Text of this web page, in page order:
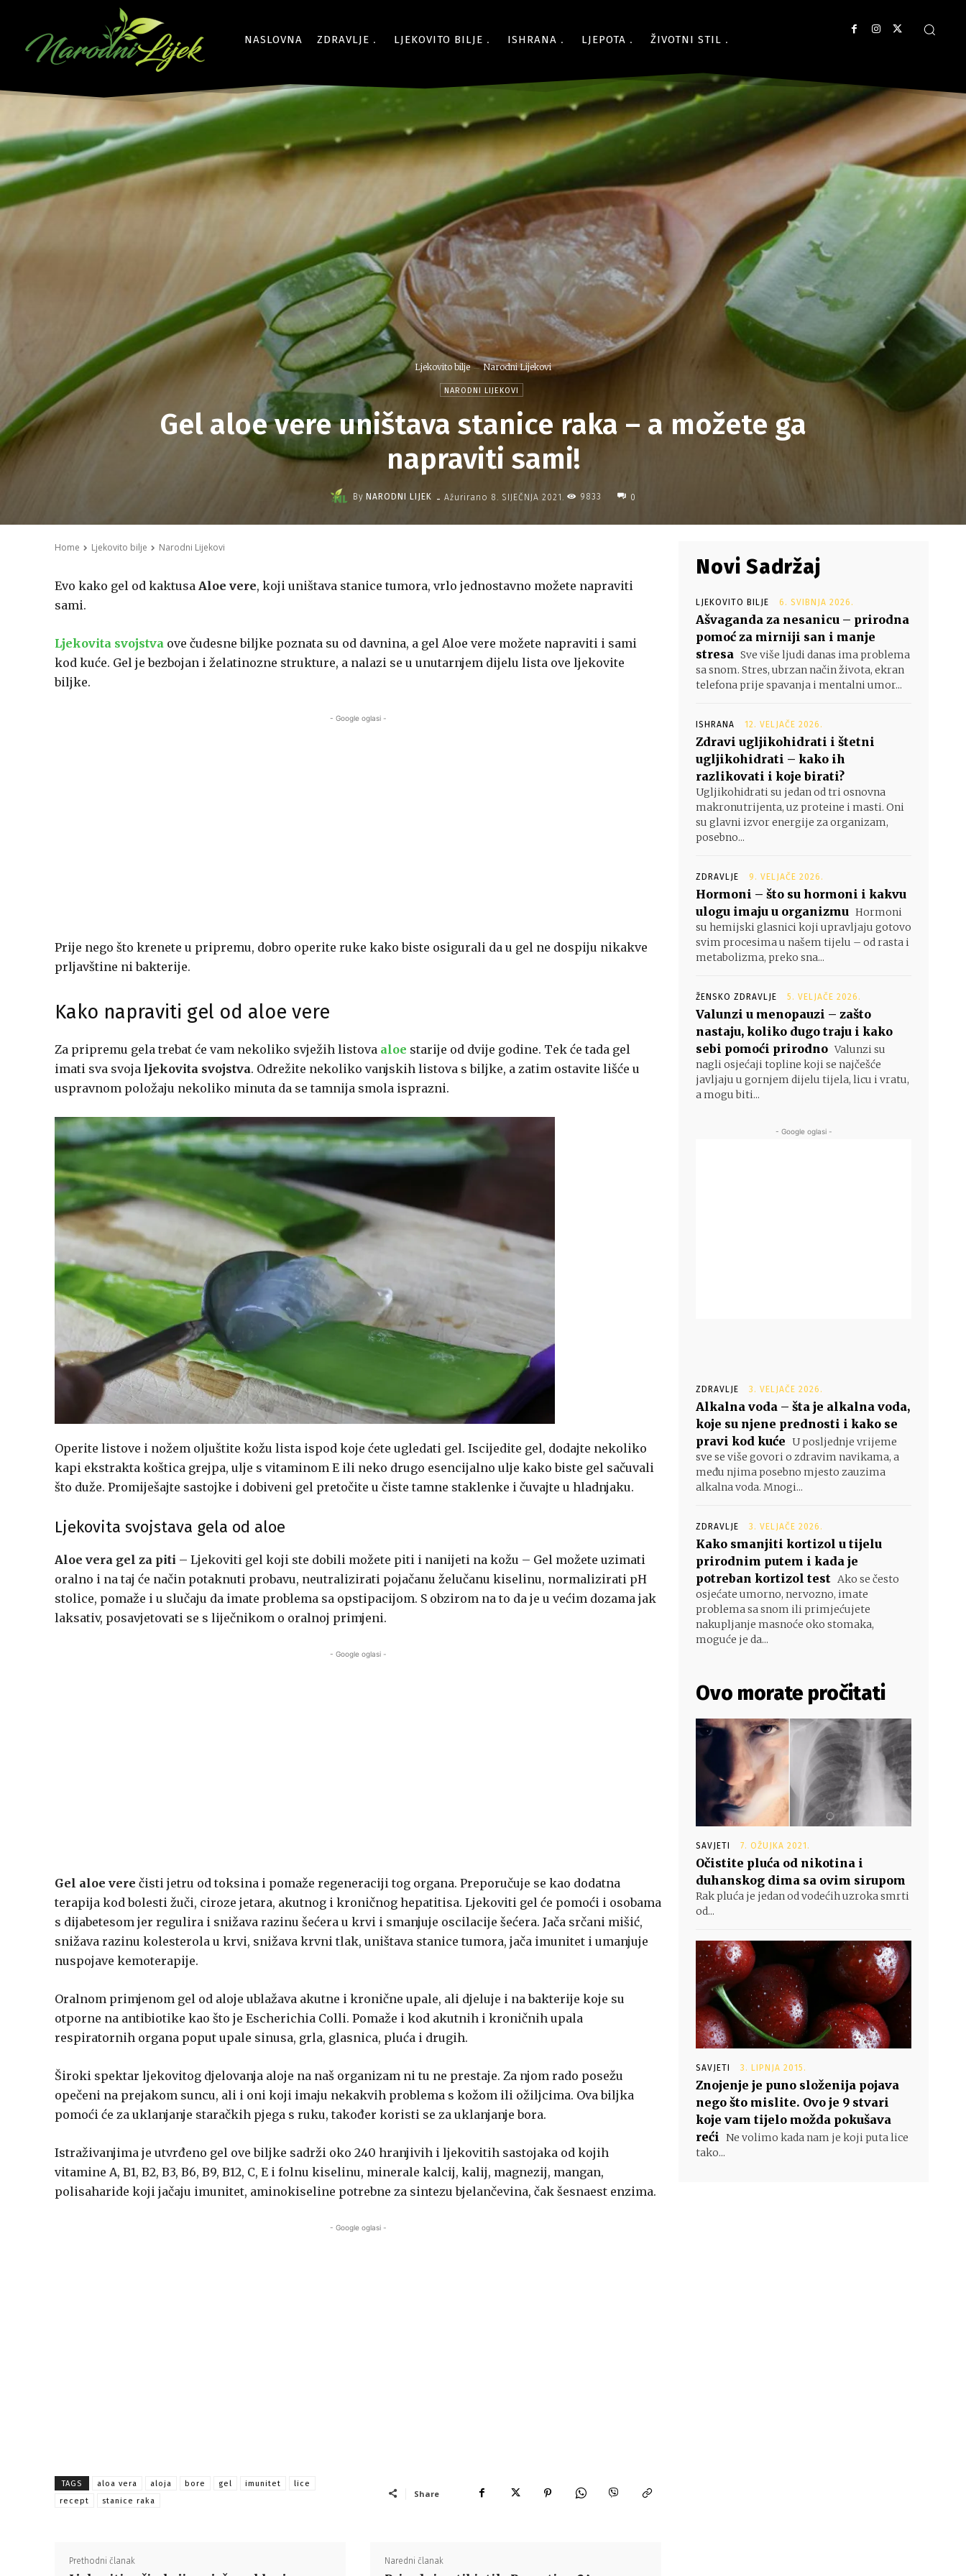
NASLOVNA ZDRAVLJE LJEKOVITO BILJE ISHRANA LJEPOTA ŽIVOTNI STIL
Ljekovito bilje Narodni Lijekovi
NARODNI LIJEKOVI
Gel aloe vere uništava stanice raka – a možete ga
napraviti sami!
By NARODNI LIJEK - Ažurirano 8. SIJEČNJA 2021. 9833 0
Home Ljekovito bilje Narodni Lijekovi
Evo kako gel od kaktusa Aloe vere, koji uništava stanice tumora, vrlo jednostavno možete napraviti
sami.
Ljekovita svojstva ove čudesne biljke poznata su od davnina, a gel Aloe vere možete napraviti i sami
kod kuće. Gel je bezbojan i želatinozne strukture, a nalazi se u unutarnjem dijelu lista ove ljekovite
biljke.
- Google oglasi -
Prije nego što krenete u pripremu, dobro operite ruke kako biste osigurali da u gel ne dospiju nikakve
prljavštine ni bakterije.
Kako napraviti gel od aloe vere
Za pripremu gela trebat će vam nekoliko svježih listova aloe starije od dvije godine. Tek će tada gel
imati sva svoja ljekovita svojstva. Odrežite nekoliko vanjskih listova s biljke, a zatim ostavite lišće u
uspravnom položaju nekoliko minuta da se tamnija smola isprazni.
Operite listove i nožem oljuštite kožu lista ispod koje ćete ugledati gel. Iscijedite gel, dodajte nekoliko
kapi ekstrakta koštica grejpa, ulje s vitaminom E ili neko drugo esencijalno ulje kako biste gel sačuvali
što duže. Promiješajte sastojke i dobiveni gel pretočite u čiste tamne staklenke i čuvajte u hladnjaku.
Ljekovita svojstava gela od aloe
Aloe vera gel za piti – Ljekoviti gel koji ste dobili možete piti i nanijeti na kožu – Gel možete uzimati
oralno i na taj će način potaknuti probavu, neutralizirati pojačanu želučanu kiselinu, normalizirati pH
stolice, pomaže i u slučaju da imate problema sa opstipacijom. S obzirom na to da je u većim dozama jak
laksativ, posavjetovati se s liječnikom o oralnoj primjeni.
- Google oglasi -
Gel aloe vere čisti jetru od toksina i pomaže regeneraciji tog organa. Preporučuje se kao dodatna
terapija kod bolesti žuči, ciroze jetara, akutnog i kroničnog hepatitisa. Ljekoviti gel će pomoći i osobama
s dijabetesom jer regulira i snižava razinu šećera u krvi i smanjuje oscilacije šećera. Jača srčani mišić,
snižava razinu kolesterola u krvi, snižava krvni tlak, uništava stanice tumora, jača imunitet i umanjuje
nuspojave kemoterapije.
Oralnom primjenom gel od aloje ublažava akutne i kronične upale, ali djeluje i na bakterije koje su
otporne na antibiotike kao što je Escherichia Colli. Pomaže i kod akutnih i kroničnih upala
respiratornih organa poput upale sinusa, grla, glasnica, pluća i drugih.
Široki spektar ljekovitog djelovanja aloje na naš organizam ni tu ne prestaje. Za njom rado posežu
opečeni na prejakom suncu, ali i oni koji imaju nekakvih problema s kožom ili ožiljcima. Ova biljka
pomoći će za uklanjanje staračkih pjega s ruku, također koristi se za uklanjanje bora.
Istraživanjima je utvrđeno gel ove biljke sadrži oko 240 hranjivih i ljekovitih sastojaka od kojih
vitamine A, B1, B2, B3, B6, B9, B12, C, E i folnu kiselinu, minerale kalcij, kalij, magnezij, mangan,
polisaharide koji jačaju imunitet, aminokiseline potrebne za sintezu bjelančevina, čak šesnaest enzima.
- Google oglasi -
TAGS aloa vera aloja bore gel imunitet
lice
recept
stanice raka
Share
Prethodni članak Naredni članak
Novi Sadržaj
LJEKOVITO BILJE 6. SVIBNJA 2026.
Ašvaganda za nesanicu – prirodna
pomoć za mirniji san i manje
stresa Sve više ljudi danas ima problema
sa snom. Stres, ubrzan način života, ekran
telefona prije spavanja i mentalni umor...
ISHRANA 12. VELJAČE 2026.
Zdravi ugljikohidrati i štetni
ugljikohidrati – kako ih
razlikovati i koje birati?
Ugljikohidrati su jedan od tri osnovna
makronutrijenta, uz proteine i masti. Oni
su glavni izvor energije za organizam,
posebno...
ZDRAVLJE 9. VELJAČE 2026.
Hormoni – što su hormoni i kakvu
ulogu imaju u organizmu Hormoni
su hemijski glasnici koji upravljaju gotovo
svim procesima u našem tijelu – od rasta i
metabolizma, preko sna...
ŽENSKO ZDRAVLJE 5. VELJAČE 2026.
Valunzi u menopauzi – zašto
nastaju, koliko dugo traju i kako
sebi pomoći prirodno Valunzi su
nagli osjećaji topline koji se najčešće
javljaju u gornjem dijelu tijela, licu i vratu,
a mogu biti...
- Google oglasi -
ZDRAVLJE 3. VELJAČE 2026.
Alkalna voda – šta je alkalna voda,
koje su njene prednosti i kako se
pravi kod kuće U posljednje vrijeme
sve se više govori o zdravim navikama, a
među njima posebno mjesto zauzima
alkalna voda. Mnogi...
ZDRAVLJE 3. VELJAČE 2026.
Kako smanjiti kortizol u tijelu
prirodnim putem i kada je
potreban kortizol test Ako se često
osjećate umorno, nervozno, imate
problema sa snom ili primjećujete
nakupljanje masnoće oko stomaka,
moguće je da...
Ovo morate pročitati
SAVJETI 7. OŽUJKA 2021.
Očistite pluća od nikotina i
duhanskog dima sa ovim sirupom
Rak pluća je jedan od vodećih uzroka smrti
od...
SAVJETI 3. LIPNJA 2015.
Znojenje je puno složenija pojava
nego što mislite. Ovo je 9 stvari
koje vam tijelo možda pokušava
reći Ne volimo kada nam je koji puta lice
tako...